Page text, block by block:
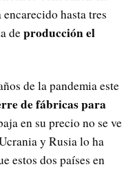
encarecido hasta tres
deproducción el
de la pandemia este
de fábricas para
en su precio no se ve
y Rusia lo ha
estos dos países en